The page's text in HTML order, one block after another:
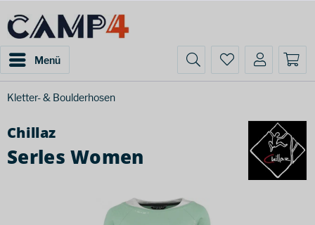
Menü
Kletter- & Boulderhosen
Chillaz
Serles Women